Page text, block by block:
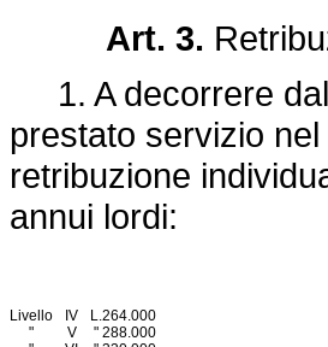
Art. 3.
1. A decorrere dal
prestato servizio
retribuzione
annui lordi:
Livello IV L.264.000
"
V " 288.000